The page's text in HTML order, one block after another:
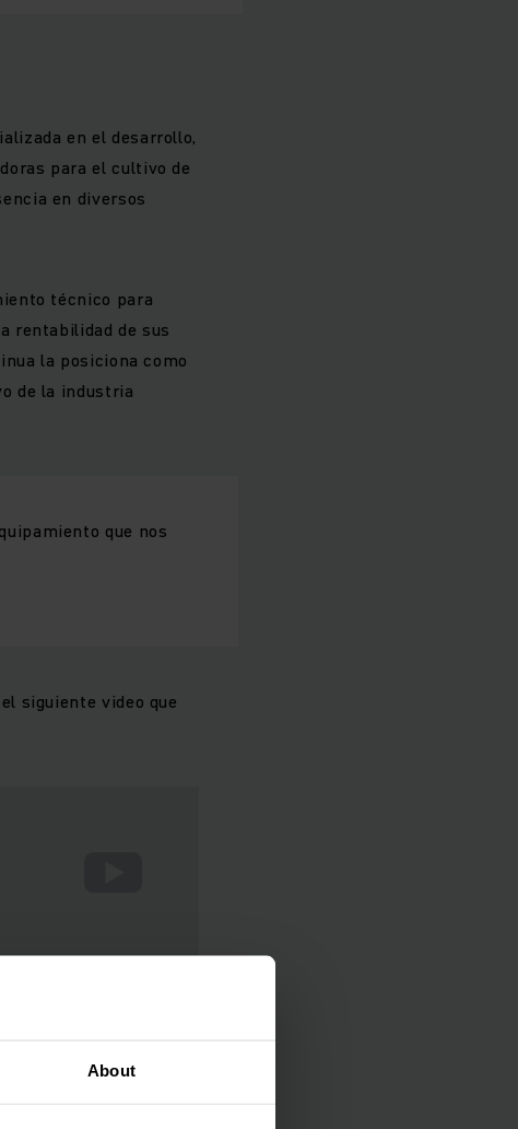
About
en el desarrollo,
para el cultivo de
en diversos
técnico para
rentabilidad de sus
la posiciona como
de la industria
que nos
siguiente video que